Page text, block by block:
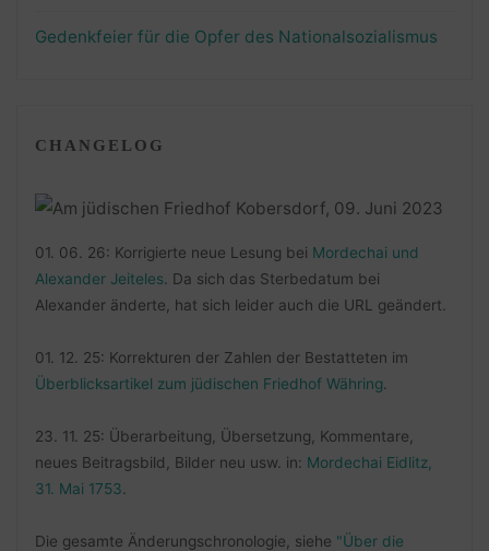
Gedenkfeier für die Opfer des Nationalsozialismus
CHANGELOG
01. 06. 26: Korrigierte neue Lesung bei Mordechai und
Alexander Jeiteles. Da sich das Sterbedatum bei
Alexander änderte, hat sich leider auch die URL geändert.
01. 12. 25: Korrekturen der Zahlen der Bestatteten im
Überblicksartikel zum jüdischen Friedhof Währing.
23. 11. 25: Überarbeitung, Übersetzung, Kommentare,
neues Beitragsbild, Bilder neu usw. in: Mordechai Eidlitz,
31. Mai 1753.
Die gesamte Änderungschronologie, siehe "Über die